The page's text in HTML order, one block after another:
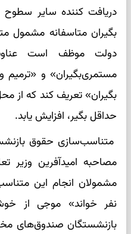
دریافت کننده سایر سطوح
بگیران متاسفانه مشمول
دولت موظف است
مستمری‌بگیران» و
بگیران» تعریف کند که از
حداقل بگیر، افزایش یابد.
متناسب‌سازی حقوق
مصاحبه امیدآفرین وزیر
نفر خواند» موجی از
بازنشستگان صندوق‌های